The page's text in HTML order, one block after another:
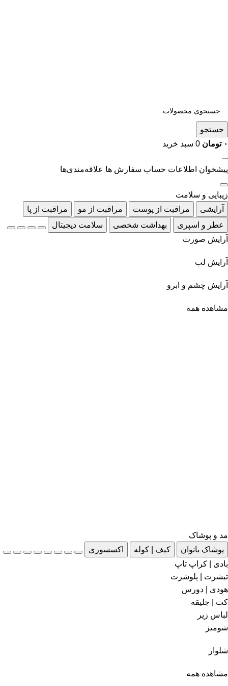
جستجو
۰ تومان 0 سبد خرید
...
پیشخوان اطلاعات حساب سفارش ها علاقه‌مندی‌ها
زیبایی و سلامت
آرایشی
مراقبت از پوست مراقبت از مو
مراقبت از پا
عطر و اسپری
بهداشت شخصی
سلامت دیجیتال
آرایش صورت
آرایش لب
آرایش چشم و ابرو
مشاهده همه
مد و پوشاک
پوشاک بانوان
کیف | کوله
اکسسوری
بادی | کراپ تاپ
تیشرت | پلوشرت
هودی | دورس
کت | جلیقه
لباس زیر
شومیز
شلوار
مشاهده همه